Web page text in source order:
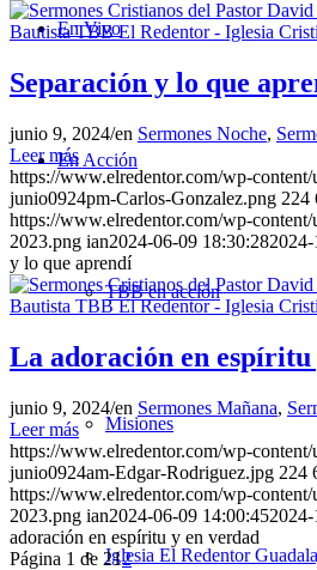
En Vivo
En Acción
TBB en acción
Misiones
Iglesia El Redentor
Separación y lo que
junio 9, 2024/en Sermones Noche,
Leer más
https://www.elredentor.com/wp-content/
junio0924pm-Carlos-Gonzalez.png 224
https://www.elredentor.com/wp-
2023.png ian2024-06-09 18:30:28
y lo que aprendí
La adoración en espíritu
junio 9, 2024/en Sermones Mañana,
Leer más
https://www.elredentor.com/wp-content/
junio0924am-Edgar-Rodriguez.jpg 224
https://www.elredentor.com/wp-
2023.png ian2024-06-09 14:00:45
adoración en espíritu y en verdad
Página 1 de 212